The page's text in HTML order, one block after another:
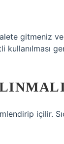
gitmeniz
kullanılması
içilir.